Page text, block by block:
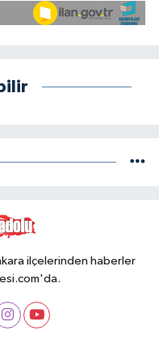
ilçelerinden haberler